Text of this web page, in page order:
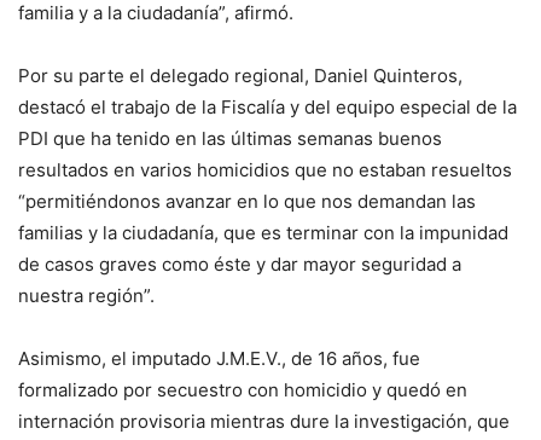
familia y a la ciudadanía”, afirmó.
Por su parte el delegado regional, Daniel Quinteros,
destacó el trabajo de la Fiscalía y del equipo especial de la
PDI que ha tenido en las últimas semanas buenos
resultados en varios homicidios que no estaban resueltos
“permitiéndonos avanzar en lo que nos demandan las
familias y la ciudadanía, que es terminar con la impunidad
de casos graves como éste y dar mayor seguridad a
nuestra región”.
Asimismo, el imputado J.M.E.V., de 16 años, fue
formalizado por secuestro con homicidio y quedó en
internación provisoria mientras dure la investigación, que